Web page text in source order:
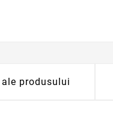
produsului